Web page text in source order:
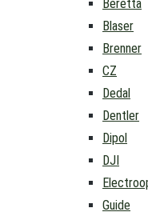
Beretta
Blaser
Brenner
CZ
Dedal
Dentler
Dipol
DJI
Guide